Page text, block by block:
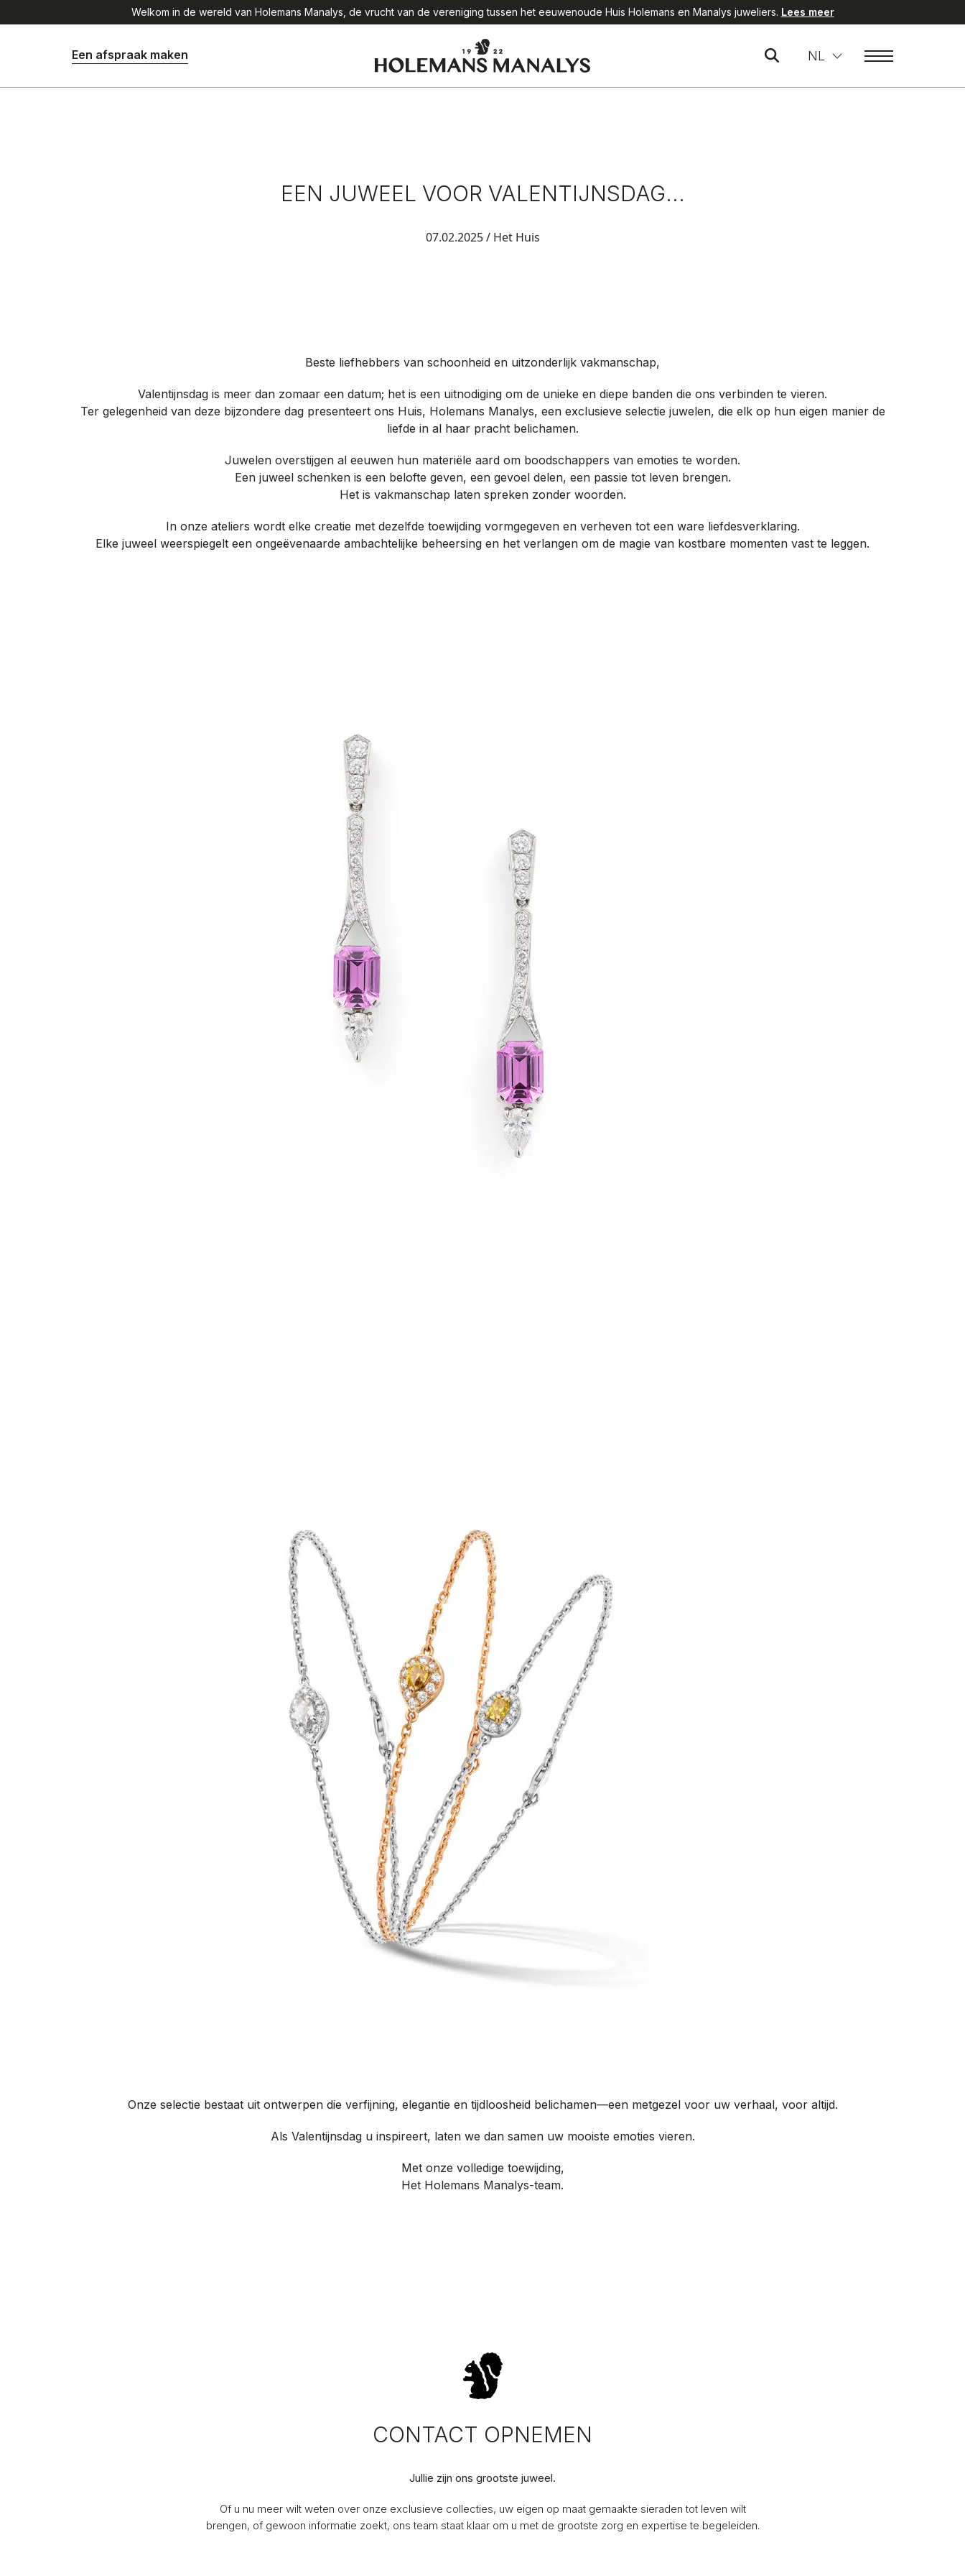
Welkom in de wereld van Holemans Manalys, de vrucht van de vereniging tussen het eeuwenoude Huis Holemans en Manalys juweliers. Lees meer
Een afspraak maken NL
EEN JUWEEL VOOR VALENTIJNSDAG…
07.02.2025/ Het Huis
Beste liefhebbers van schoonheid en uitzonderlijk vakmanschap,
Valentijnsdag is meer dan zomaar een datum; het is een uitnodiging om de unieke en diepe banden die ons verbinden te vieren.
Ter gelegenheid van deze bijzondere dag presenteert ons Huis, Holemans Manalys, een exclusieve selectie juwelen, die elk op hun eigen manier de
liefde in al haar pracht belichamen.
Juwelen overstijgen al eeuwen hun materiële aard om boodschappers van emoties te worden.
Een juweel schenken is een belofte geven, een gevoel delen, een passie tot leven brengen.
Het is vakmanschap laten spreken zonder woorden.
In onze ateliers wordt elke creatie met dezelfde toewijding vormgegeven en verheven tot een ware liefdesverklaring.
Elke juweel weerspiegelt een ongeëvenaarde ambachtelijke beheersing en het verlangen om de magie van kostbare momenten vast te leggen.
Onze selectie bestaat uit ontwerpen die verfijning, elegantie en tijdloosheid belichamen—een metgezel voor uw verhaal, voor altijd.
Als Valentijnsdag u inspireert, laten we dan samen uw mooiste emoties vieren.
Met onze volledige toewijding,
Het Holemans Manalys-team.
CONTACT OPNEMEN
Jullie zijn ons grootste juweel.
Of u nu meer wilt weten over onze exclusieve collecties, uw eigen op maat gemaakte sieraden tot leven wilt
brengen, of gewoon informatie zoekt, ons team staat klaar om u met de grootste zorg en expertise te begeleiden.